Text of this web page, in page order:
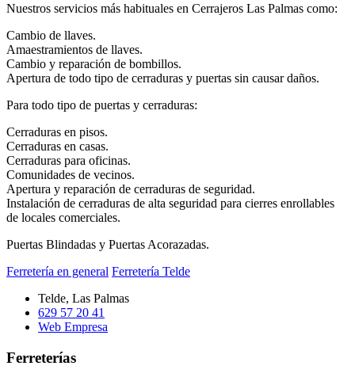
Nuestros servicios más habituales en Cerrajeros Las Palmas como:
Cambio de llaves.
Amaestramientos de llaves.
Cambio y reparación de bombillos.
Apertura de todo tipo de cerraduras y puertas sin causar daños.
Para todo tipo de puertas y cerraduras:
Cerraduras en pisos.
Cerraduras en casas.
Cerraduras para oficinas.
Comunidades de vecinos.
Apertura y reparación de cerraduras de seguridad.
Instalación de cerraduras de alta seguridad para cierres enrollables
de locales comerciales.
Puertas Blindadas y Puertas Acorazadas.
Ferretería en general Ferretería Telde
Telde, Las Palmas
629 57 20 41
Web Empresa
Ferreterías